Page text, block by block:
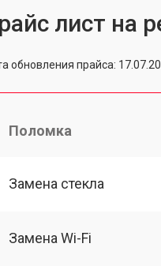
лист на
обновления прайса:
Поломка
Замена стекла
Замена Wi-Fi